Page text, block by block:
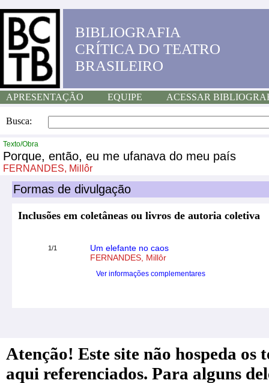
BIBLIOGRAFIA
CRÍTICA DO TEATRO
BRASILEIRO
APRESENTAÇÃO EQUIPE ACESSAR
Busca:
Texto/Obra
Porque, então, eu me ufanava do meu país
FERNANDES, Millôr
Formas de divulgação
Inclusões em coletâneas ou livros de autoria coletiva
1/1
Um elefante no caos
FERNANDES, Millôr
Ver informações complementares
Atenção! Este site não hospeda
aqui referenciados. Para alguns